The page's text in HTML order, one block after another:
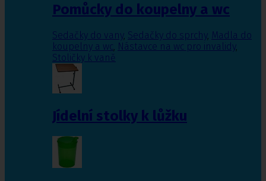
Pomůcky do koupelny a wc
Sedačky do vany, Sedačky do sprchy, Madla do
koupelny a wc, Nástavce na wc pro invalidy,
Stoličky k vaně
Jídelní stolky k lůžku